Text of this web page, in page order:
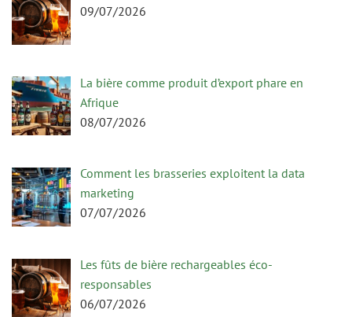
09/07/2026
La bière comme produit d’export phare en
Afrique
08/07/2026
Comment les brasseries exploitent la data
marketing
07/07/2026
Les fûts de bière rechargeables éco-
responsables
06/07/2026